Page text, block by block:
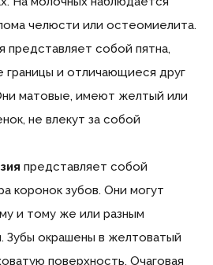
челюсти или остеомиелита.
представляет собой пятна,
и отличающиеся друг
матовые, имеют желтый или
не влекут за собой
представляет собой
коронок зубов. Они могут
и тому же или разным
Зубы окрашены в желтоватый
поверхность. Очаговая